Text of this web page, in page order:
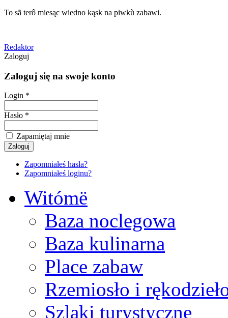
To sã terô miesąc wiedno kąsk na piwkù zabawi.
Redaktor
Zaloguj
Zaloguj się na swoje konto
Login *
Hasło *
Zapamiętaj mnie
Zapomniałeś hasła?
Zapomniałeś loginu?
Witómë
Baza noclegowa
Baza kulinarna
Place zabaw
Rzemiosło i
Szlaki turystyczne